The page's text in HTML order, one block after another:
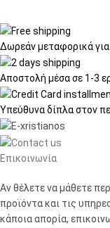
Δωρεάν μεταφορικά
Αποστολή μέσα σε 1-3
Υπεύθυνα δίπλα στον
Επικοινωνία
Αν θέλετε να μάθετε
προϊόντα και τις
κάποια απορία,